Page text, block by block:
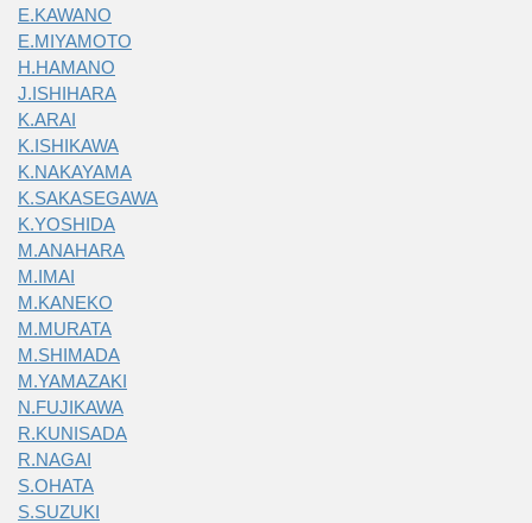
E.KAWANO
E.MIYAMOTO
H.HAMANO
J.ISHIHARA
K.ARAI
K.ISHIKAWA
K.NAKAYAMA
K.SAKASEGAWA
K.YOSHIDA
M.ANAHARA
M.IMAI
M.KANEKO
M.MURATA
M.SHIMADA
M.YAMAZAKI
N.FUJIKAWA
R.KUNISADA
R.NAGAI
S.OHATA
S.SUZUKI